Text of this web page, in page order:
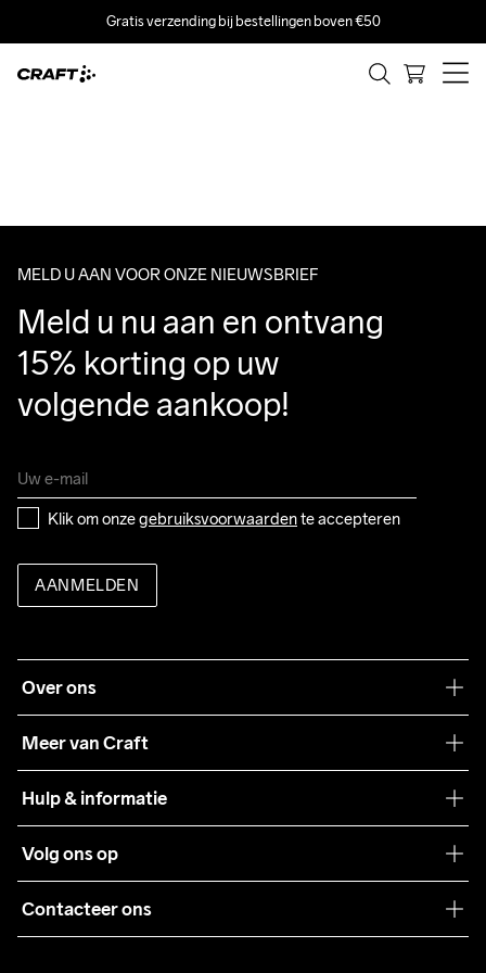
Gratis verzending bij bestellingen boven €50
MELD U AAN VOOR ONZE NIEUWSBRIEF
Meld u nu aan en ontvang
15% korting op uw
volgende aankoop!
Klik om onze gebruiksvoorwaarden te accepteren
AANMELDEN
Over ons
Meer van Craft
Teamwear
Samenwerkingen
Pers
Hulp & informatie
Algemene voorwaarden
Retour
Volg ons op
Contacteer ons